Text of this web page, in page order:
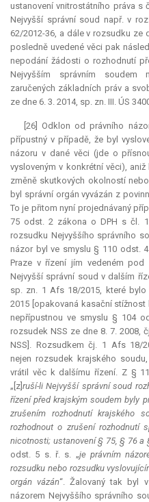
ustanovení vnitrostátního práva s
Nejvyšší správní soud např. v
62/2012-36, a dále v rozsudku ze
posledně uvedené věci pak
nepodání žádosti o rozhodnutí
Nejvyšším správním soudem
zaručených základních práv a
ze dne 6. 3. 2014, sp. zn. III. ÚS
[26] Odklon od právního
přípustný v případě, že byl
názoru v dané věci (jde o
vysloveným v konkrétní věci),
změně skutkových okolností
byl správní orgán vyvázán z
To je přitom nyní projednávaný
75 odst. 2 zákona o DPH s čl.
rozsudku Nejvyššího správního
názor byl ve smyslu § 110 odst.
Praze v řízení jím vedeném
Nejvyšší správní soud v dalším
sp. zn. 1 Afs 18/2015, které
2015 [opakovaná kasační
nepřípustnou ve smyslu § 104
rozsudek NSS ze dne 8. 7. 2008,
NSS]. Rozsudkem čj. 1 Afs 18/
nejen rozsudek krajského
vrátil věc k dalšímu řízení. Z §
„[z] ruší-li Nejvyšší správní soud
řízení před krajským soudem byly
zrušením rozhodnutí krajského
rozhodnout o zrušení rozhodnutí
nicotnosti; ustanovení § 75, § 76 a
odst. 5 s. ř. s. „je právním
rozsudku nebo rozsudku
orgán vázán“. Žalovaný tak byl
názorem Nejvyššího správního